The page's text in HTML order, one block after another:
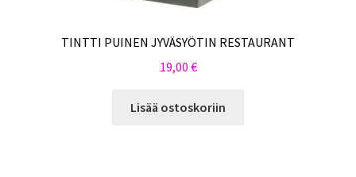
TINTTI PUINEN JYVÄSYÖTIN RESTAURANT
19,00 €
Lisää ostoskoriin